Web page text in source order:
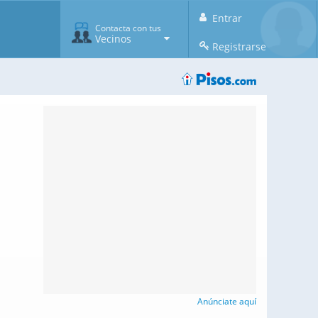
Entrar
Registrarse
Contacta con tus
Vecinos
Anúnciate aquí